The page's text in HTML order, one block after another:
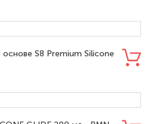
S8 Premium Silicone